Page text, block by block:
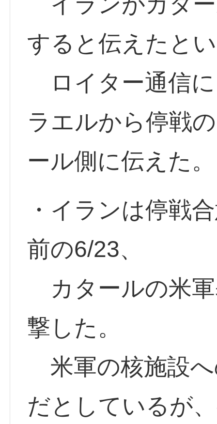
すると伝えたと
ロイター通信
ラエルから停戦
ール側に伝えた。
・イランは停戦
前の6/23、
カタールの米
撃した。
米軍の核施設
だとしているが